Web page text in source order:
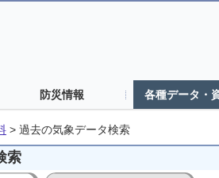
防災情報 各種データ・
> 過去の気象データ検索
索